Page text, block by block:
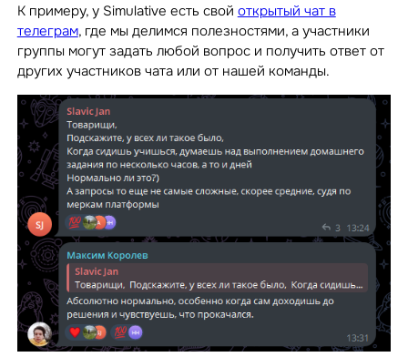
К примеру, у Simulative есть свой открытый чат в
телеграм, где мы делимся полезностями, а участники
группы могут задать любой вопрос и получить ответ от
других участников чата или от нашей команды.